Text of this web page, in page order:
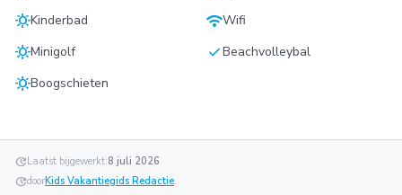
sunnyKinderbad wifiWifi
sunnyMinigolf checkBeachvolleybal
sunnyBoogschieten
updateLaatst bijgewerkt:8 juli 2026
updatedoorKids Vakantiegids Redactie.